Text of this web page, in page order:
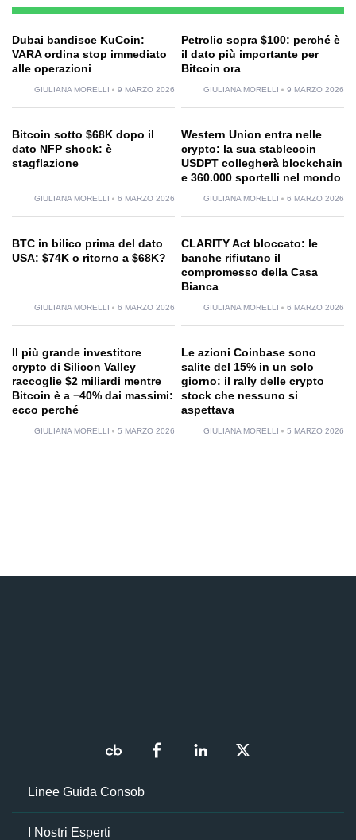
Dubai bandisce KuCoin:
VARA ordina stop immediato
alle operazioni
GIULIANA MORELLI 9 MARZO 2026
Petrolio sopra $100: perché è
il dato più importante per
Bitcoin ora
GIULIANA MORELLI 9 MARZO 2026
Bitcoin sotto $68K dopo il
dato NFP shock: è
stagflazione
GIULIANA MORELLI 6 MARZO 2026
Western Union entra nelle
crypto: la sua stablecoin
USDPT collegherà blockchain
e 360.000 sportelli nel mondo
GIULIANA MORELLI 6 MARZO 2026
BTC in bilico prima del dato
USA: $74K o ritorno a $68K?
GIULIANA MORELLI 6 MARZO 2026
CLARITY Act bloccato: le
banche rifiutano il
compromesso della Casa
Bianca
GIULIANA MORELLI 6 MARZO 2026
Il più grande investitore
crypto di Silicon Valley
raccoglie $2 miliardi mentre
Bitcoin è a −40% dai massimi:
ecco perché
GIULIANA MORELLI 5 MARZO 2026
Le azioni Coinbase sono
salite del 15% in un solo
giorno: il rally delle crypto
stock che nessuno si
aspettava
GIULIANA MORELLI 5 MARZO 2026
Linee Guida Consob
I Nostri Esperti